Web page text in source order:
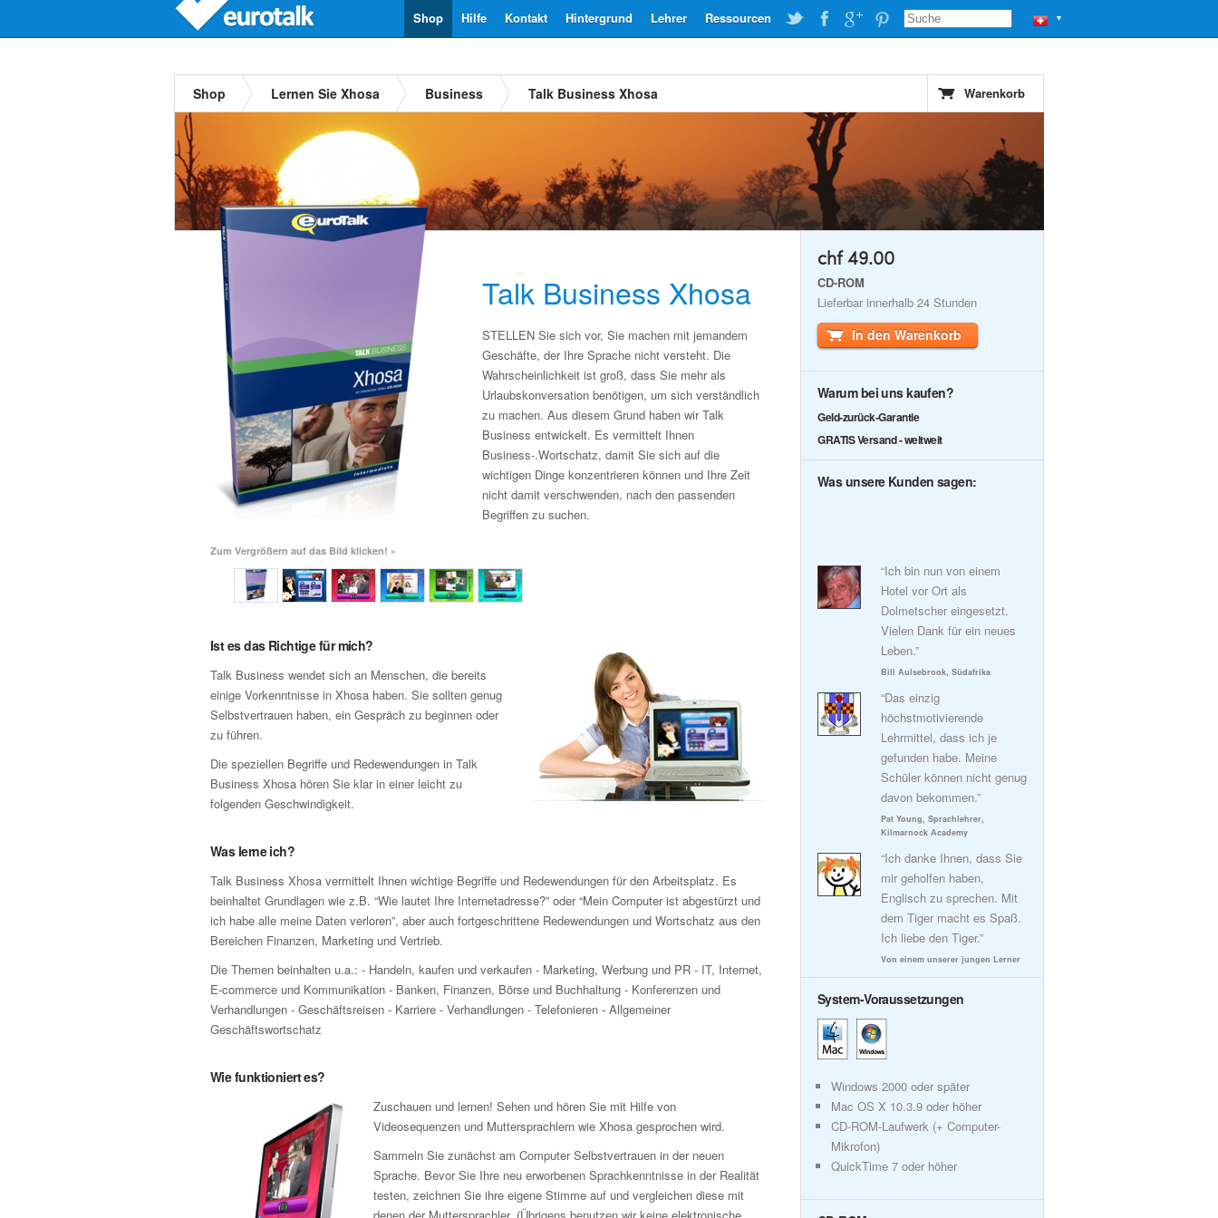
▼
Ressourcen
Lehrer
Hintergrund
Kontakt
Hilfe
Shop
Shop Lernen Sie Xhosa Business Talk Business Xhosa Warenkorb
Talk Business Xhosa
STELLEN Sie sich vor, Sie machen mit jemandem
Geschäfte, der Ihre Sprache nicht versteht. Die
Wahrscheinlichkeit ist groß, dass Sie mehr als
Urlaubskonversation benötigen, um sich verständlich
zu machen. Aus diesem Grund haben wir Talk
Business entwickelt. Es vermittelt Ihnen
Business-.Wortschatz, damit Sie sich auf die
wichtigen Dinge konzentrieren können und Ihre Zeit
nicht damit verschwenden, nach den passenden
Begriffen zu suchen.
Zum Vergrößern auf das Bild klicken! »
Ist es das Richtige für mich?
Talk Business wendet sich an Menschen, die bereits
einige Vorkenntnisse in Xhosa haben. Sie sollten genug
Selbstvertrauen haben, ein Gespräch zu beginnen oder
zu führen.
Die speziellen Begriffe und Redewendungen in Talk
Business Xhosa hören Sie klar in einer leicht zu
folgenden Geschwindigkeit.
Was lerne ich?
Talk Business Xhosa vermittelt Ihnen wichtige Begriffe und Redewendungen für den Arbeitsplatz. Es
beinhaltet Grundlagen wie z.B. “Wie lautet Ihre Internetadresse?” oder “Mein Computer ist abgestürzt und
ich habe alle meine Daten verloren”, aber auch fortgeschrittene Redewendungen und Wortschatz aus den
Bereichen Finanzen, Marketing und Vertrieb.
Die Themen beinhalten u.a.: - Handeln, kaufen und verkaufen - Marketing, Werbung und PR - IT, Internet,
E-commerce und Kommunikation - Banken, Finanzen, Börse und Buchhaltung - Konferenzen und
Verhandlungen - Geschäftsreisen - Karriere - Verhandlungen - Telefonieren - Allgemeiner
Geschäftswortschatz
Wie funktioniert es?
Zuschauen und lernen! Sehen und hören Sie mit Hilfe von
Videosequenzen und Muttersprachlern wie Xhosa gesprochen wird.
Sammeln Sie zunächst am Computer Selbstvertrauen in der neuen
Sprache. Bevor Sie Ihre neu erworbenen Sprachkenntnisse in der Realität
testen, zeichnen Sie ihre eigene Stimme auf und vergleichen diese mit
chf 49.00
CD-ROM
Lieferbar innerhalb 24 Stunden
In den Warenkorb
Warum bei uns kaufen?
Geld-zurück-Garantie
GRATIS Versand - weltweit
Was unsere Kunden sagen:
“Ich bin nun von einem
Hotel vor Ort als
Dolmetscher eingesetzt.
Vielen Dank für ein neues
Leben.”
Bill Aulsebrook, Südafrika
“Das einzig
höchstmotivierende
Lehrmittel, dass ich je
gefunden habe. Meine
Schüler können nicht genug
davon bekommen.”
Pat Young, Sprachlehrer,
Kilmarnock Academy
“Ich danke Ihnen, dass Sie
mir geholfen haben,
Englisch zu sprechen. Mit
dem Tiger macht es Spaß.
Ich liebe den Tiger.”
Von einem unserer jungen Lerner
System-Voraussetzungen
Windows 2000 oder später
Mac OS X 10.3.9 oder höher
CD-ROM-Laufwerk (+ Computer-
Mikrofon)
QuickTime 7 oder höher